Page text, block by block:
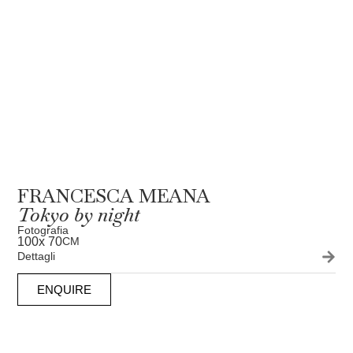
FRANCESCA MEANA
Tokyo by night
Fotografia
100x 70CM
Dettagli
ENQUIRE